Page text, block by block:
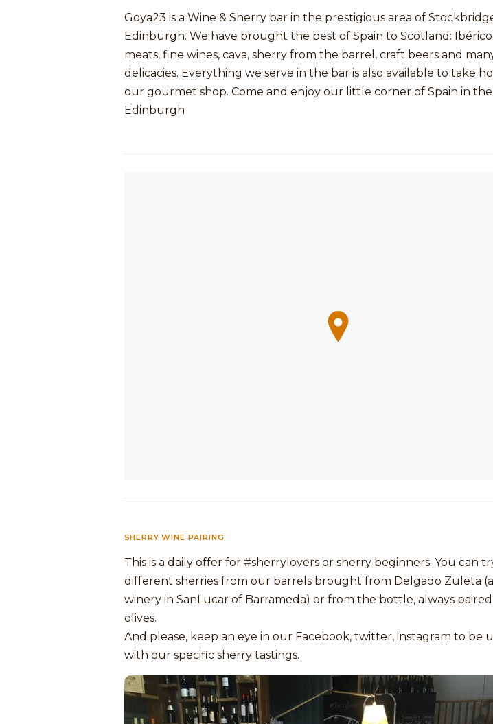
Goya23 is a Wine & Sherry bar in the prestigious area of
Edinburgh. We have brought the best of Spain to Scotland:
meats, fine wines, cava, sherry from the barrel, craft beers and
delicacies. Everything we serve in the bar is also available to take
our gourmet shop. Come and enjoy our little corner of Spain in
Edinburgh
SHERRY WINE PAIRING
This is a daily offer for #sherrylovers or sherry beginners. You can
different sherries from our barrels brought from Delgado Zuleta (a
winery in SanLucar of Barrameda) or from the bottle, always
olives.
And please, keep an eye in our Facebook, twitter, instagram to be
with our specific sherry tastings.